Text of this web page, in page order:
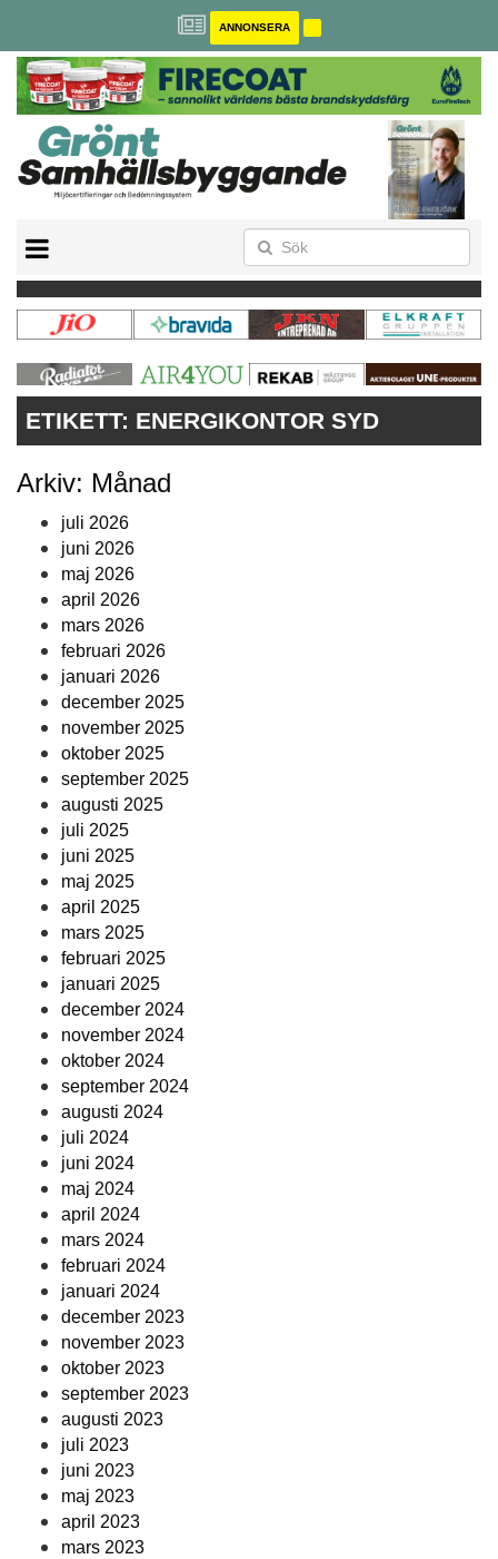
ANNONSERA
MILJÖBYGGNAD
NOLLCO2
CITYLAB
GREENBUILDING
ANNONSERA
ETIKETT: ENERGIKONTOR SYD
Arkiv: Månad
juli 2026
juni 2026
maj 2026
april 2026
mars 2026
februari 2026
januari 2026
december 2025
november 2025
oktober 2025
september 2025
augusti 2025
juli 2025
juni 2025
maj 2025
april 2025
mars 2025
februari 2025
januari 2025
december 2024
november 2024
oktober 2024
september 2024
augusti 2024
juli 2024
juni 2024
maj 2024
april 2024
mars 2024
februari 2024
januari 2024
december 2023
november 2023
oktober 2023
september 2023
augusti 2023
juli 2023
juni 2023
maj 2023
april 2023
mars 2023